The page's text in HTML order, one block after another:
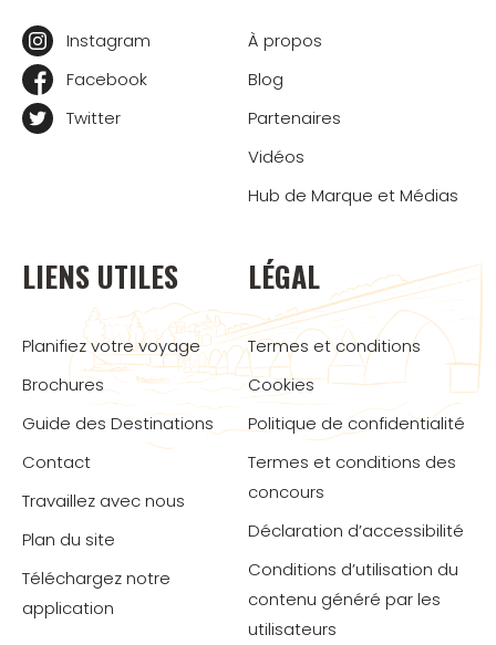
Instagram
Facebook
Twitter
À propos
Blog
Partenaires
Vidéos
Hub de Marque et Médias
LIENS UTILES
Planifiez votre voyage
Brochures
Guide des Destinations
Contact
Travaillez avec nous
Plan du site
Téléchargez notre
application
LÉGAL
Termes et conditions
Cookies
Politique de confidentialité
Termes et conditions des
concours
Déclaration d’accessibilité
Conditions d’utilisation du
contenu généré par les
utilisateurs